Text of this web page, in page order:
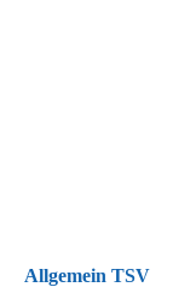
Allgemein TSV